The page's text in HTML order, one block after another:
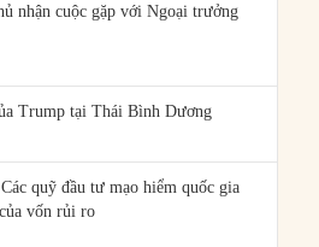
nhận cuộc gặp với Ngoại trưởng
Trump tại Thái Bình Dương
quỹ đầu tư mạo hiểm quốc gia
vốn rủi ro